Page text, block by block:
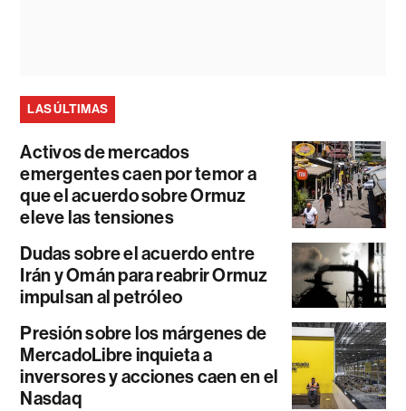
LAS ÚLTIMAS
Activos de mercados
emergentes caen por temor a
que el acuerdo sobre Ormuz
eleve las tensiones
Dudas sobre el acuerdo entre
Irán y Omán para reabrir Ormuz
impulsan al petróleo
Presión sobre los márgenes de
MercadoLibre inquieta a
inversores y acciones caen en el
Nasdaq